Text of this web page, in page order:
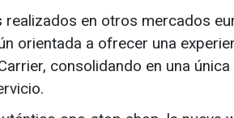
en otros mercados
orientada a ofrecer una
consolidando en una